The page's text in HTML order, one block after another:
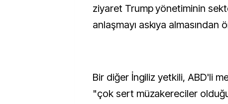
ziyaret Trump yönetiminin
anlaşmayı askıya almasından
Bir diğer İngiliz yetkili, ABD'li
"çok sert müzakereciler